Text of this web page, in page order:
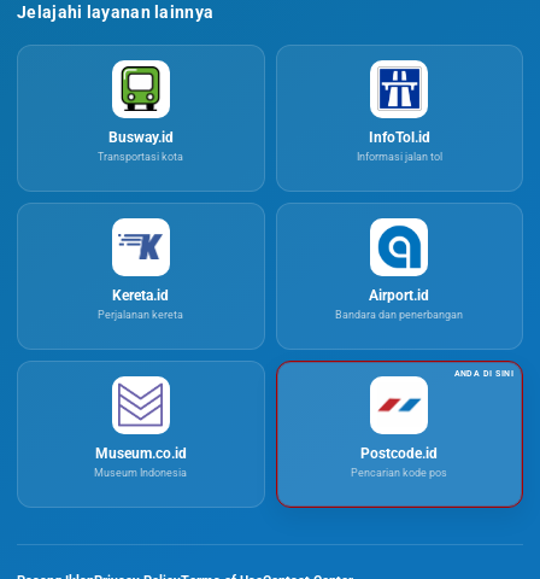
Jelajahi layanan lainnya
Busway.id
Transportasi kota
InfoTol.id
Informasi jalan tol
Kereta.id
Perjalanan kereta
Airport.id
Bandara dan penerbangan
Museum.co.id
Museum Indonesia
Postcode.id
Pencarian kode pos